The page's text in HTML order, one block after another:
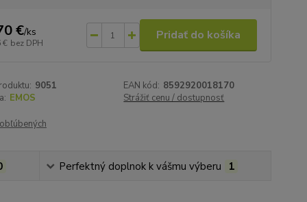
€/ks
€ bez DPH
Pridať do košíka
9051 EAN kód: 8592920018170
EMOS Strážiť cenu / dostupnosť
Perfektný doplnok k vášmu výberu 1